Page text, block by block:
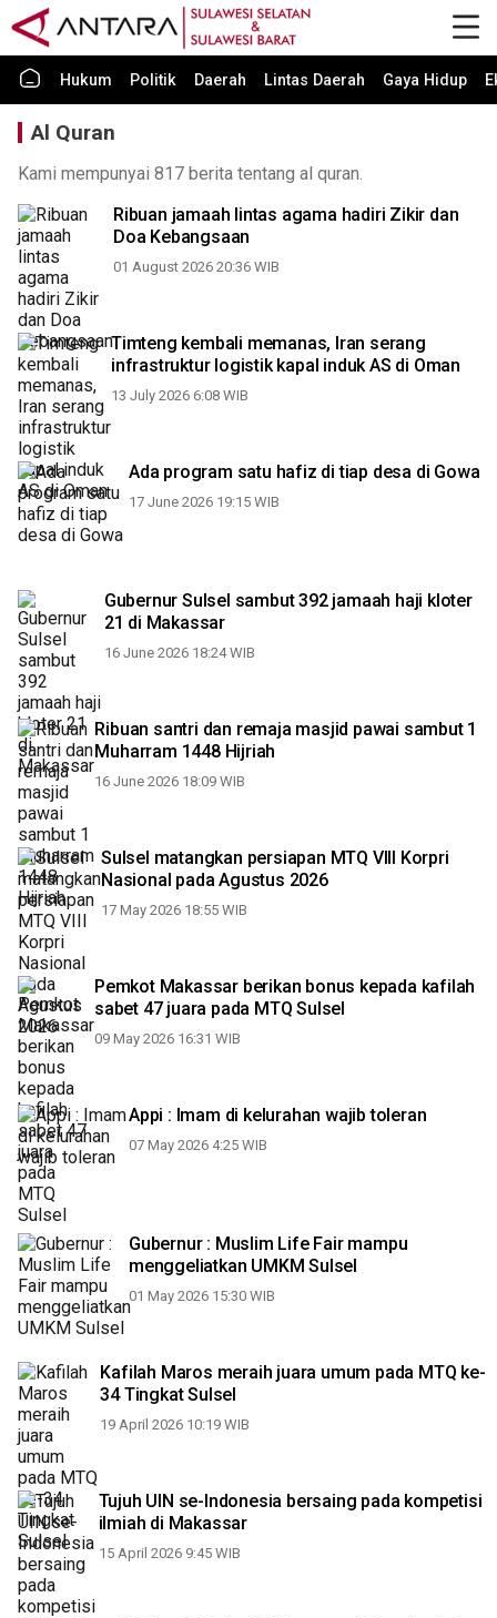
Hukum Politik Daerah Lintas Daerah Gaya Hidup
Al Quran
Kami mempunyai 817 berita tentang al quran.
Ribuan jamaah lintas agama hadiri Zikir dan
Doa Kebangsaan
01 August 2026 20:36 WIB
Timteng kembali memanas, Iran serang
infrastruktur logistik kapal induk AS di Oman
13 July 2026 6:08 WIB
Ada program satu hafiz di tiap desa di Gowa
17 June 2026 19:15 WIB
Gubernur Sulsel sambut 392 jamaah haji kloter
21 di Makassar
16 June 2026 18:24 WIB
Ribuan santri dan remaja masjid pawai sambut 1
Muharram 1448 Hijriah
16 June 2026 18:09 WIB
Sulsel matangkan persiapan MTQ VIII Korpri
Nasional pada Agustus 2026
17 May 2026 18:55 WIB
Pemkot Makassar berikan bonus kepada kafilah
sabet 47 juara pada MTQ Sulsel
09 May 2026 16:31 WIB
Appi : Imam di kelurahan wajib toleran
07 May 2026 4:25 WIB
Gubernur : Muslim Life Fair mampu
menggeliatkan UMKM Sulsel
01 May 2026 15:30 WIB
Kafilah Maros meraih juara umum pada MTQ ke-
34 Tingkat Sulsel
19 April 2026 10:19 WIB
Tujuh UIN se-Indonesia bersaing pada kompetisi
ilmiah di Makassar
15 April 2026 9:45 WIB